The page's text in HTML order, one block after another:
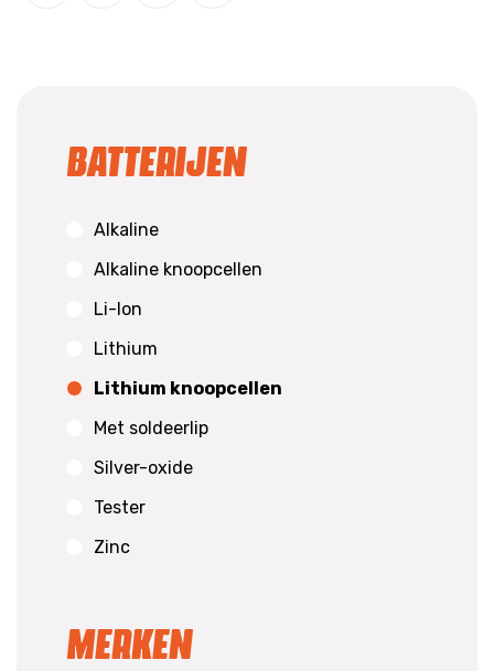
Batterijen
Alkaline
Alkaline knoopcellen
Li-Ion
Lithium
Lithium knoopcellen
Met soldeerlip
Silver-oxide
Tester
Zinc
Merken